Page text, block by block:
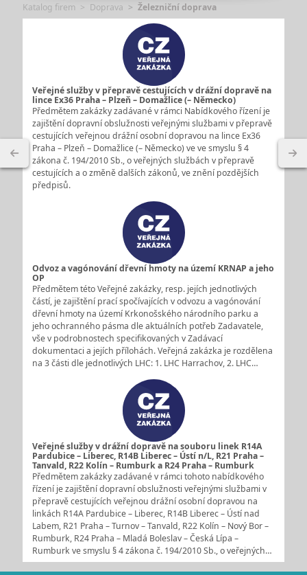
Katalog firem Doprava Železniční doprava
Veřejné služby v přepravě cestujících v drážní dopravě na
lince Ex36 Praha – Plzeň – Domažlice (– Německo)
Předmětem zakázky zadávané v rámci Nabídkového řízení je
zajištění dopravní obslužnosti veřejnými službami v přepravě
cestujících veřejnou drážní osobní dopravou na lince Ex36
Praha – Plzeň – Domažlice (– Německo) ve ve smyslu § 4
zákona č. 194/2010 Sb., o veřejných službách v přepravě
cestujících a o změně dalších zákonů, ve znění pozdějších
předpisů.
Odvoz a vagónování dřevní hmoty na území KRNAP a jeho
OP
Předmětem této Veřejné zakázky, resp. jejích jednotlivých
částí, je zajištění prací spočívajících v odvozu a vagónování
dřevní hmoty na území Krkonošského národního parku a
jeho ochranného pásma dle aktuálních potřeb Zadavatele,
vše v podrobnostech specifikovaných v Zadávací
dokumentaci a jejích přílohách. Veřejná zakázka je rozdělena
na 3 části dle jednotlivých LHC: 1. LHC Harrachov, 2. LHC…
Veřejné služby v drážní dopravě na souboru linek R14A
Pardubice – Liberec, R14B Liberec – Ústí n/L, R21 Praha –
Tanvald, R22 Kolín – Rumburk a R24 Praha – Rumburk
Předmětem zakázky zadávané v rámci tohoto nabídkového
řízení je zajištění dopravní obslužnosti veřejnými službami v
přepravě cestujících veřejnou drážní osobní dopravou na
linkách R14A Pardubice – Liberec, R14B Liberec – Ústí nad
Labem, R21 Praha – Turnov – Tanvald, R22 Kolín – Nový Bor –
Rumburk, R24 Praha – Mladá Boleslav – Česká Lípa –
Rumburk ve smyslu § 4 zákona č. 194/2010 Sb., o veřejných…